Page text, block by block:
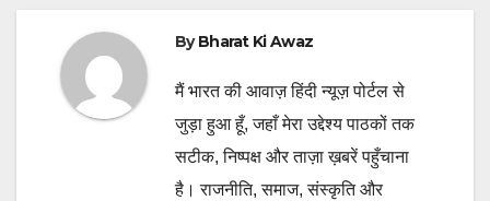
ByBharat Ki Awaz
मैं भारत की आवाज़ हिंदी न्यूज़ पोर्टल से
जुड़ा हुआ हूँ, जहाँ मेरा उद्देश्य पाठकों तक
सटीक, निष्पक्ष और ताज़ा ख़बरें पहुँचाना
है। राजनीति, समाज, संस्कृति और